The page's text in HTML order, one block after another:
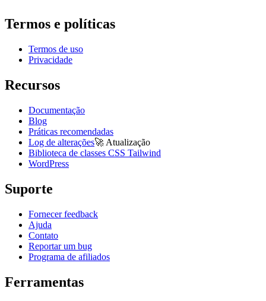
Termos e políticas
Termos de uso
Privacidade
Recursos
Documentação
Blog
Práticas recomendadas
Log de alterações🚀 Atualização
Biblioteca de classes CSS Tailwind
WordPress
Suporte
Fornecer feedback
Ajuda
Contato
Reportar um bug
Programa de afiliados
Ferramentas